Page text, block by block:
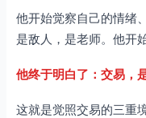
他开始觉察自己的情绪
是敌人，是老师。他开
他终于明白了：交易，
这就是觉照交易的三重